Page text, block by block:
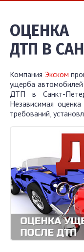
ОЦЕНКА
ДТП В
Компания Экском
ущерба автомобилей
ДТП в Санкт-
Независимая
требований,